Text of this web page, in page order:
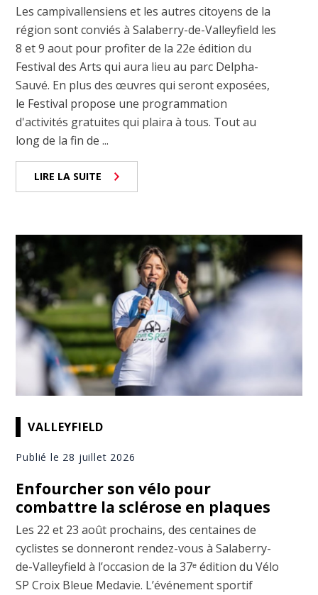
Les campivallensiens et les autres citoyens de la
région sont conviés à Salaberry-de-Valleyfield les
8 et 9 aout pour profiter de la 22e édition du
Festival des Arts qui aura lieu au parc Delpha-
Sauvé. En plus des œuvres qui seront exposées,
le Festival propose une programmation
d'activités gratuites qui plaira à tous. Tout au
long de la fin de ...
LIRE LA SUITE
VALLEYFIELD
Publié le 28 juillet 2026
Enfourcher son vélo pour
combattre la sclérose en plaques
Les 22 et 23 août prochains, des centaines de
cyclistes se donneront rendez-vous à Salaberry-
de-Valleyfield à l’occasion de la 37ᵉ édition du Vélo
SP Croix Bleue Medavie. L’événement sportif